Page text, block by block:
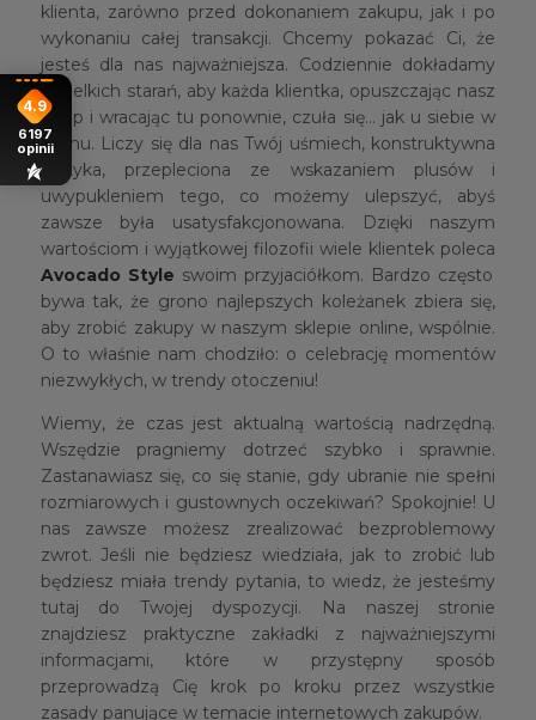
klienta, zarówno przed dokonaniem zakupu, jak i po
wykonaniu całej transakcji. Chcemy pokazać Ci, że
jesteś dla nas najważniejsza. Codziennie dokładamy
wszelkich starań, aby każda klientka, opuszczając nasz
sklep i wracając tu ponownie, czuła się… jak u siebie w
domu. Liczy się dla nas Twój uśmiech, konstruktywna
krytyka, przepleciona ze wskazaniem plusów i
uwypukleniem tego, co możemy ulepszyć, abyś
zawsze była usatysfakcjonowana. Dzięki naszym
wartościom i wyjątkowej filozofii wiele klientek poleca
Avocado Style swoim przyjaciółkom. Bardzo często
bywa tak, że grono najlepszych koleżanek zbiera się,
aby zrobić zakupy w naszym sklepie online, wspólnie.
O to właśnie nam chodziło: o celebrację momentów
niezwykłych, w trendy otoczeniu!
Wiemy, że czas jest aktualną wartością nadrzędną.
Wszędzie pragniemy dotrzeć szybko i sprawnie.
Zastanawiasz się, co się stanie, gdy ubranie nie spełni
rozmiarowych i gustownych oczekiwań? Spokojnie! U
nas zawsze możesz zrealizować bezproblemowy
zwrot. Jeśli nie będziesz wiedziała, jak to zrobić lub
będziesz miała trendy pytania, to wiedz, że jesteśmy
tutaj do Twojej dyspozycji. Na naszej stronie
znajdziesz praktyczne zakładki z najważniejszymi
informacjami, które w przystępny sposób
przeprowadzą Cię krok po kroku przez wszystkie
zasady panujące w temacie internetowych zakupów.
4.9
6197
opinii